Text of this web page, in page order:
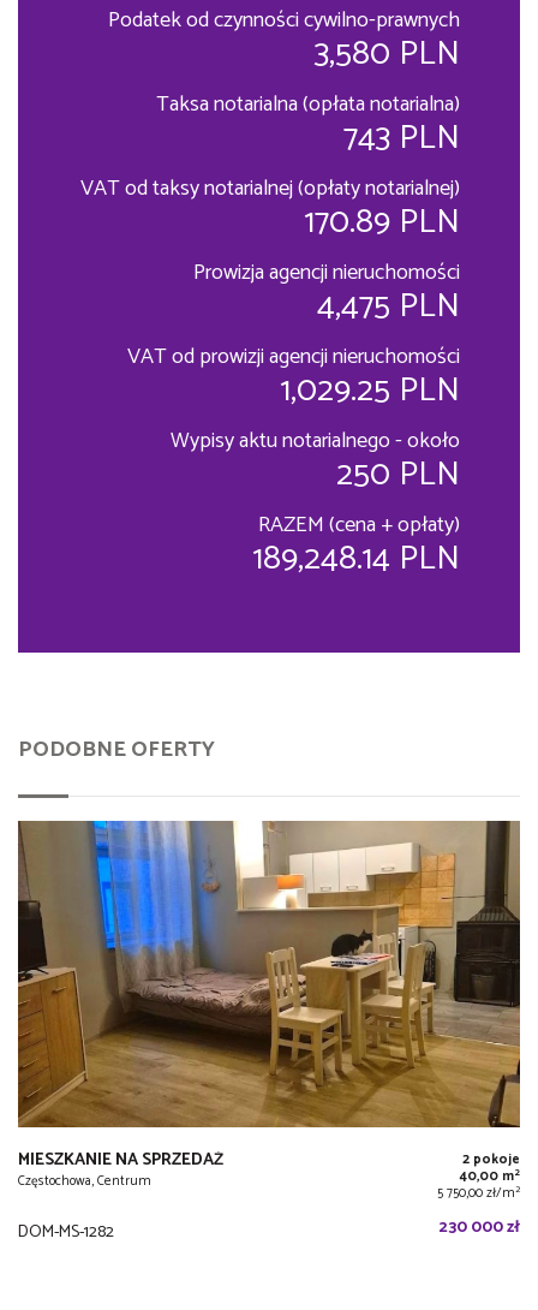
Podatek od czynności cywilno-prawnych
3,580 PLN
Taksa notarialna (opłata notarialna)
743 PLN
VAT od taksy notarialnej (opłaty notarialnej)
170.89 PLN
Prowizja agencji nieruchomości
4,475 PLN
VAT od prowizji agencji nieruchomości
1,029.25 PLN
Wypisy aktu notarialnego - około
250 PLN
RAZEM (cena + opłaty)
189,248.14 PLN
PODOBNE OFERTY
MIESZKANIE NA SPRZEDAŻ
Częstochowa, Centrum
2 pokoje
40,00 m2
5 750,00 zł/m2
DOM-MS-1282 230 000 zł